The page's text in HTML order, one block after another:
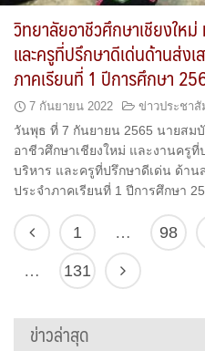
วิทยาลัยอาชีวศึกษาเชียงให
และครูที่ปรึกษาดีเด่นด้านส่ง
ภาคเรียนที่ 1 ปีการศึกษา
7 กันยายน 2022 ข่าวประชา
วันพุธ ที่ 7 กันยายน 2565 นายสม
อาชีวศึกษาเชียงใหม่ และงานครูที่
บริหาร และครูที่ปรึกษาดีเด่น ด้าน
ประจำภาคเรียนที่ 1 ปีการศึกษา
1 … 98
… 131
ข่าวล่าสุด